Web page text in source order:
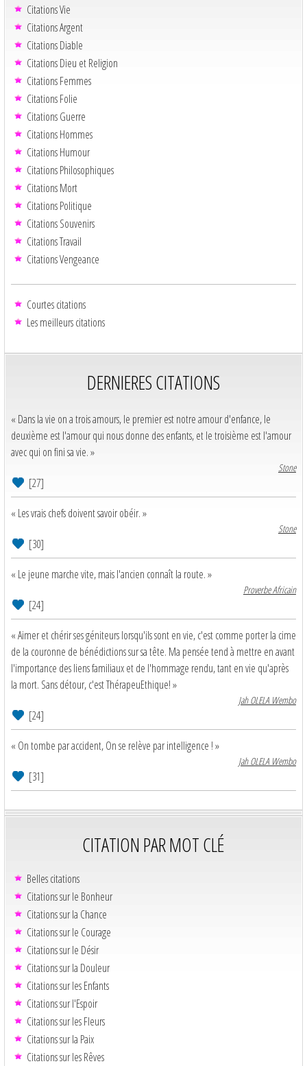
Citations Vie
Citations Argent
Citations Diable
Citations Dieu et Religion
Citations Femmes
Citations Folie
Citations Guerre
Citations Hommes
Citations Humour
Citations Philosophiques
Citations Mort
Citations Politique
Citations Souvenirs
Citations Travail
Citations Vengeance
Courtes citations
Les meilleurs citations
DERNIERES CITATIONS
« Dans la vie on a trois amours, le premier est notre amour d'enfance, le
deuxième est l'amour qui nous donne des enfants, et le troisième est l'amour
avec qui on fini sa vie. »
Stone
[27]
« Les vrais chefs doivent savoir obéir. »
Stone
[30]
« Le jeune marche vite, mais l'ancien connaît la route. »
Proverbe Africain
[24]
« Aimer et chérir ses géniteurs lorsqu'ils sont en vie, c'est comme porter la cime
de la couronne de bénédictions sur sa tête. Ma pensée tend à mettre en avant
l'importance des liens familiaux et de l'hommage rendu, tant en vie qu'après
la mort. Sans détour, c'est ThérapeuEthique! »
Jah OLELA Wembo
[24]
« On tombe par accident, On se relève par intelligence ! »
Jah OLELA Wembo
[31]
CITATION PAR MOT CLÉ
Belles citations
Citations sur le Bonheur
Citations sur la Chance
Citations sur le Courage
Citations sur le Désir
Citations sur la Douleur
Citations sur les Enfants
Citations sur l'Espoir
Citations sur les Fleurs
Citations sur la Paix
Citations sur les Rêves